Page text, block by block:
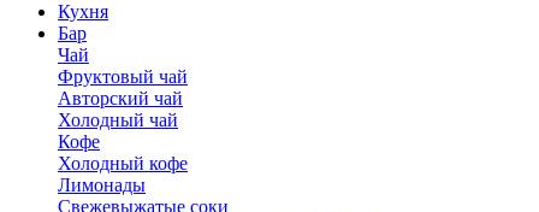
Кухня
Бар
Чай
Фруктовый чай
Авторский чай
Холодный чай
Кофе
Холодный кофе
Лимонады
Свежевыжатые соки